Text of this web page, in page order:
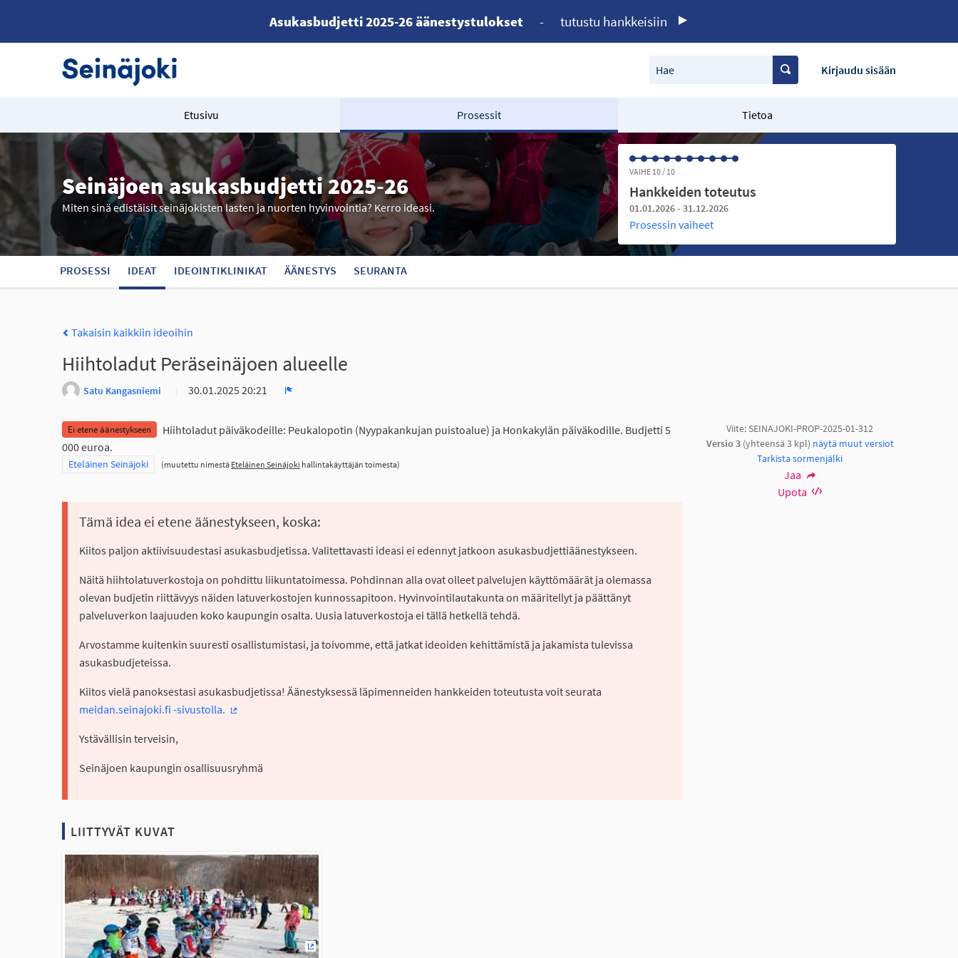
Asukasbudjetti 2025-26 äänestystulokset - tutustu hankkeisiin
Hae Kirjaudu sisään
Etusivu Prosessit Tietoa
Seinäjoen asukasbudjetti 2025-26
Miten sinä edistäisit seinäjokisten lasten ja nuorten hyvinvointia? Kerro ideasi.
VAIHE 10 / 10
Hankkeiden toteutus
01.01.2026 - 31.12.2026
Prosessin vaiheet
PROSESSI IDEAT IDEOINTIKLINIKAT ÄÄNESTYS SEURANTA
Takaisin kaikkiin ideoihin
Hiihtoladut Peräseinäjoen alueelle
Satu Kangasniemi
30.01.2025 20:21
Ei etene äänestykseen
Hiihtoladut päiväkodeille: Peukalopotin (Nyypakankujan puistoalue) ja Honkakylän päiväkodille. Budjetti 5
000 euroa.
Rajaa tulokset teeman mukaan: Eteläinen Seinäjoki
Eteläinen Seinäjoki (muutettu nimestä Eteläinen Seinäjoki hallintakäyttäjän toimesta)
Tämä idea ei etene äänestykseen, koska:
Kiitos paljon aktiivisuudestasi asukasbudjetissa. Valitettavasti ideasi ei edennyt jatkoon asukasbudjettiäänestykseen.
Näitä hiihtolatuverkostoja on pohdittu liikuntatoimessa. Pohdinnan alla ovat olleet palvelujen käyttömäärät ja olemassa
olevan budjetin riittävyys näiden latuverkostojen kunnossapitoon. Hyvinvointilautakunta on määritellyt ja päättänyt
palveluverkon laajuuden koko kaupungin osalta. Uusia latuverkostoja ei tällä hetkellä tehdä.
Arvostamme kuitenkin suuresti osallistumistasi, ja toivomme, että jatkat ideoiden kehittämistä ja jakamista tulevissa
asukasbudjeteissa.
Kiitos vielä panoksestasi asukasbudjetissa! Äänestyksessä läpimenneiden hankkeiden toteutusta voit seurata
meidan.seinajoki.fi -sivustolla.
Ystävällisin terveisin,
Seinäjoen kaupungin osallisuusryhmä
Viite: SEINAJOKI-PROP-2025-01-312
Versio 3(yhteensä 3 kpl) näytä muut versiot
Tarkista sormenjälki
Jaa
Upota
LIITTYVÄT KUVAT